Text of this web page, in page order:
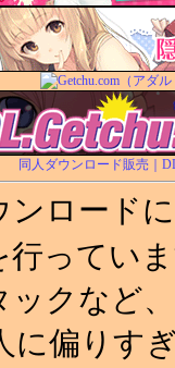
同人ダウンロード販売｜
ンロード
行ってい
ックなど
に偏りす